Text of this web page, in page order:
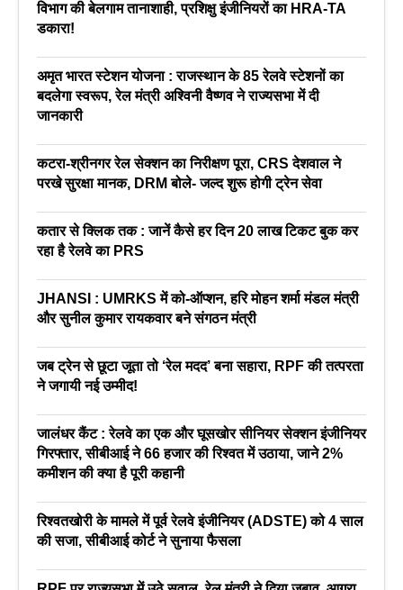
विभाग की बेलगाम तानाशाही, प्रशिक्षु इंजीनियरों का HRA-TA
डकारा!
अमृत भारत स्टेशन योजना : राजस्थान के 85 रेलवे स्टेशनों का
बदलेगा स्वरूप, रेल मंत्री अश्विनी वैष्णव ने राज्यसभा में दी
जानकारी
कटरा-श्रीनगर रेल सेक्शन का निरीक्षण पूरा, CRS देशवाल ने
परखे सुरक्षा मानक, DRM बोले- जल्द शुरू होगी ट्रेन सेवा
कतार से क्लिक तक : जानें कैसे हर दिन 20 लाख टिकट बुक कर
रहा है रेलवे का PRS
JHANSI : UMRKS में को-ऑप्शन, हरि मोहन शर्मा मंडल मंत्री
और सुनील कुमार रायकवार बने संगठन मंत्री
जब ट्रेन से छूटा जूता तो ‘रेल मदद’ बना सहारा, RPF की तत्परता
ने जगायी नई उम्मीद!
जालंधर कैंट : रेलवे का एक और घूसखोर सीनियर सेक्शन इंजीनियर
गिरफ्तार, सीबीआई ने 66 हजार की रिश्वत में उठाया, जाने 2%
कमीशन की क्या है पूरी कहानी
रिश्वतखोरी के मामले में पूर्व रेलवे इंजीनियर (ADSTE) को 4 साल
की सजा, सीबीआई कोर्ट ने सुनाया फैसला